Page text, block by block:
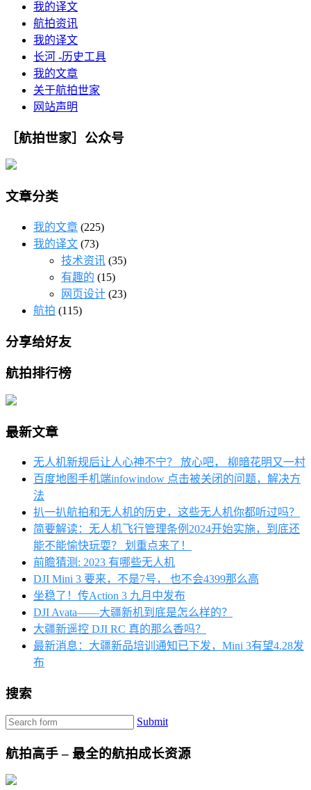
我的译文
航拍资讯
我的译文
长河 -历史工具
我的文章
关于航拍世家
网站声明
［航拍世家］公众号
文章分类
我的文章 (225)
我的译文 (73)
技术资讯 (35)
有趣的 (15)
网页设计 (23)
航拍 (115)
分享给好友
航拍排行榜
最新文章
无人机新规后让人心神不宁？ 放心吧， 柳暗花明又一村
百度地图手机端infowindow 点击被关闭的问题，解决方
法
扒一扒航拍和无人机的历史，这些无人机你都听过吗？
简要解读：无人机飞行管理条例2024开始实施，到底还
能不能愉快玩耍？ 划重点来了！
前瞻猜测: 2023 有哪些无人机
DJI Mini 3 要来，不是7号， 也不会4399那么高
坐稳了！传Action 3 九月中发布
DJI Avata——大疆新机到底是怎么样的？
大疆新遥控 DJI RC 真的那么香吗？
最新消息：大疆新品培训通知已下发，Mini 3有望4.28发
布
搜索
Submit
航拍高手 – 最全的航拍成长资源